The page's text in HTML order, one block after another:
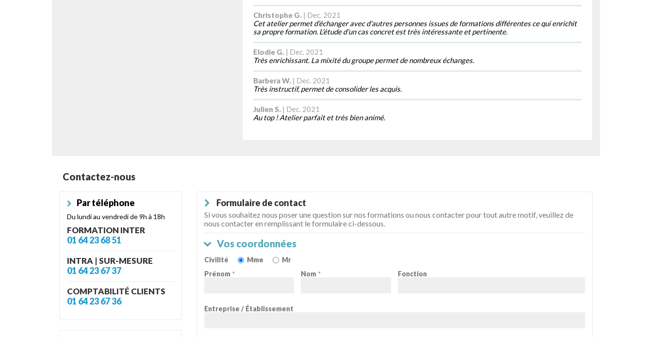
Christophe G.| Dec. 2021
Cet atelier permet d’échanger avec d’autres personnes issues de formations différentes ce qui enrichit
sa propre formation. L’étude d’un cas concret est très intéressante et pertinente.
Elodie G.| Dec. 2021
Très enrichissant. La mixité du groupe permet de nombreux échanges.
Barbera W.| Dec. 2021
Très instructif, permet de consolider les acquis.
Julien S.| Dec. 2021
Au top ! Atelier parfait et très bien animé.
Contactez-nous
Par téléphone
Du lundi au vendredi de 9h à 18h
FORMATION INTER
01 64 23 68 51
INTRA | SUR-MESURE
01 64 23 67 37
COMPTABILITÉ CLIENTS
01 64 23 67 36
Formulaire de contact
Si vous souhaitez nous poser une question sur nos formations ou nous contacter pour tout autre motif, veuillez de
nous contacter en remplissant le formulaire ci-dessous.
Vos coordonnées
Civilité Mme
Mr
Prénom * Nom * Fonction
Entreprise / Établissement